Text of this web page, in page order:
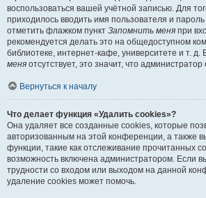
воспользоваться вашей учётной записью. Для
приходилось вводить имя пользователя и
отметить флажком пункт Запомнить меня при
рекомендуется делать это на общедоступном
библиотеке, интернет-кафе, университете и т. д.
меня отсутствует, это значит, что
Вернуться к началу
Что делает функция «Удалить cookies»?
Она удаляет все созданные cookies, которые
авторизованным на этой конференции, а также
функции, такие как отслеживание прочитанных
возможность включена администратором. Если
трудности со входом или выходом на данной
удаление cookies может помочь.